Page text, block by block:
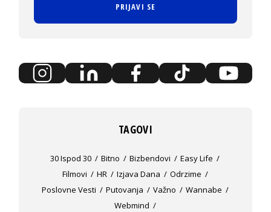
PRIJAVI SE
TAGOVI
30 Ispod 30 Bitno Bizbendovi
Easy Life
Filmovi
HR Izjava Dana
Odrzime
Poslovne Vesti
Putovanja Važno
Wannabe
Webmind